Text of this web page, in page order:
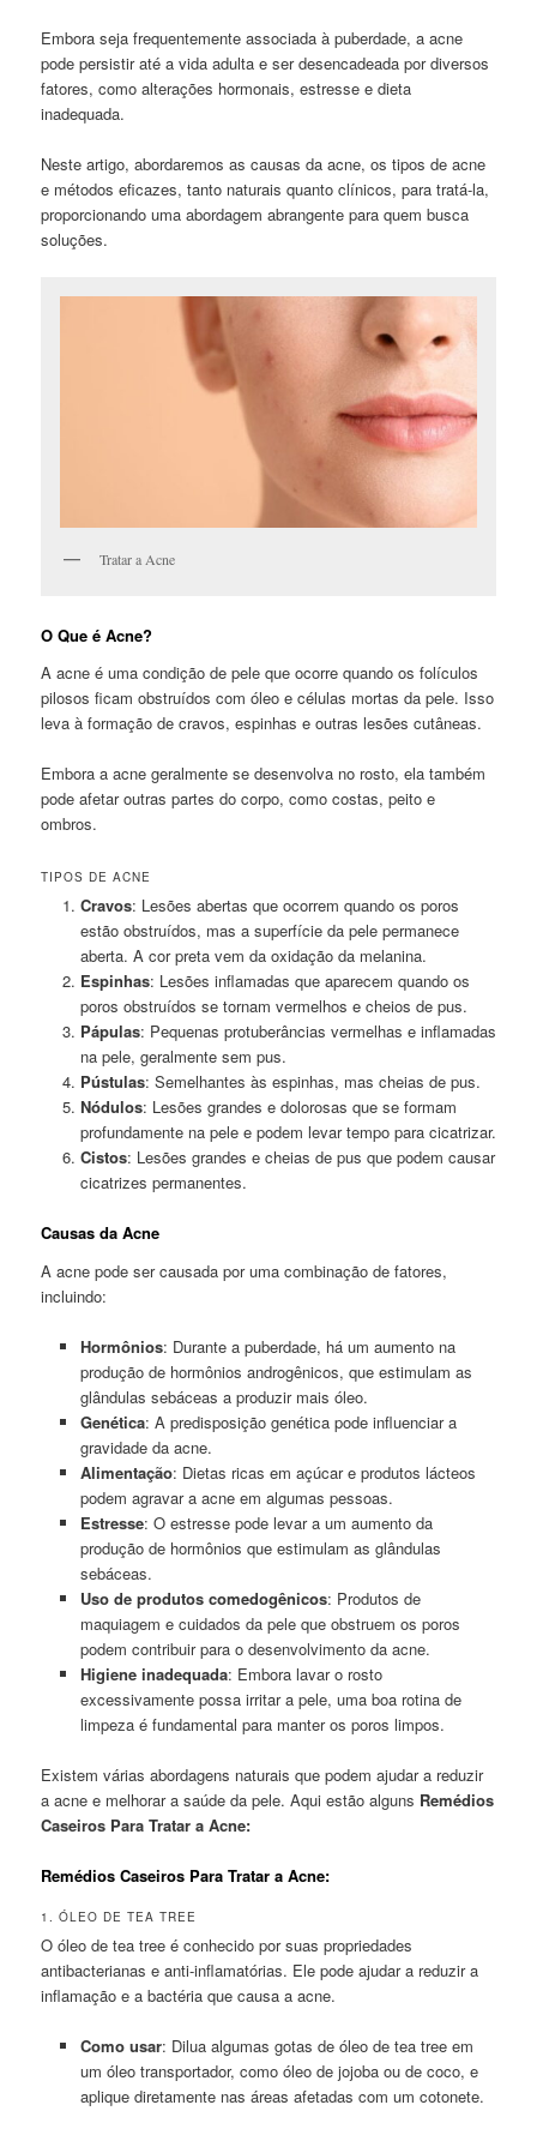
Embora seja frequentemente associada à puberdade, a acne
pode persistir até a vida adulta e ser desencadeada por diversos
fatores, como alterações hormonais, estresse e dieta
inadequada.
Neste artigo, abordaremos as causas da acne, os tipos de acne
e métodos eficazes, tanto naturais quanto clínicos, para tratá-la,
proporcionando uma abordagem abrangente para quem busca
soluções.
Tratar a Acne
O Que é Acne?
A acne é uma condição de pele que ocorre quando os folículos
pilosos ficam obstruídos com óleo e células mortas da pele. Isso
leva à formação de cravos, espinhas e outras lesões cutâneas.
Embora a acne geralmente se desenvolva no rosto, ela também
pode afetar outras partes do corpo, como costas, peito e
ombros.
TIPOS DE ACNE
Cravos: Lesões abertas que ocorrem quando os poros
estão obstruídos, mas a superfície da pele permanece
aberta. A cor preta vem da oxidação da melanina.
Espinhas: Lesões inflamadas que aparecem quando os
poros obstruídos se tornam vermelhos e cheios de pus.
Pápulas: Pequenas protuberâncias vermelhas e inflamadas
na pele, geralmente sem pus.
Pústulas: Semelhantes às espinhas, mas cheias de pus.
Nódulos: Lesões grandes e dolorosas que se formam
profundamente na pele e podem levar tempo para cicatrizar.
Cistos: Lesões grandes e cheias de pus que podem causar
cicatrizes permanentes.
Causas da Acne
A acne pode ser causada por uma combinação de fatores,
incluindo:
Hormônios: Durante a puberdade, há um aumento na
produção de hormônios androgênicos, que estimulam as
glândulas sebáceas a produzir mais óleo.
Genética: A predisposição genética pode influenciar a
gravidade da acne.
Alimentação: Dietas ricas em açúcar e produtos lácteos
podem agravar a acne em algumas pessoas.
Estresse: O estresse pode levar a um aumento da
produção de hormônios que estimulam as glândulas
sebáceas.
Uso de produtos comedogênicos: Produtos de
maquiagem e cuidados da pele que obstruem os poros
podem contribuir para o desenvolvimento da acne.
Higiene inadequada: Embora lavar o rosto
excessivamente possa irritar a pele, uma boa rotina de
limpeza é fundamental para manter os poros limpos.
Existem várias abordagens naturais que podem ajudar a reduzir
a acne e melhorar a saúde da pele. Aqui estão alguns Remédios
Caseiros Para Tratar a Acne:
Remédios Caseiros Para Tratar a Acne:
1. ÓLEO DE TEA TREE
O óleo de tea tree é conhecido por suas propriedades
antibacterianas e anti-inflamatórias. Ele pode ajudar a reduzir a
inflamação e a bactéria que causa a acne.
Como usar: Dilua algumas gotas de óleo de tea tree em
um óleo transportador, como óleo de jojoba ou de coco, e
aplique diretamente nas áreas afetadas com um cotonete.